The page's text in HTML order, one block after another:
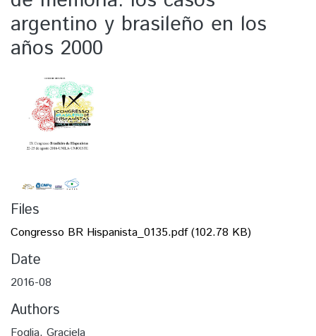
argentino y brasileño en los
años 2000
Files
Congresso BR Hispanista_0135.pdf(102.78 KB)
Date
2016-08
Authors